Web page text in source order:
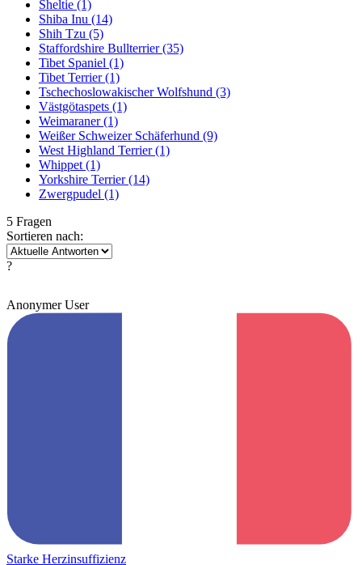
Sheltie (1)
Shiba Inu (14)
Shih Tzu (5)
Staffordshire Bullterrier(35)
Tibet Spaniel (1)
Tibet Terrier(1)
Tschechoslowakischer Wolfshund (3)
Västgötaspets (1)
Weimaraner(1)
Weißer Schweizer Schäferhund (9)
West Highland Terrier(1)
Whippet (1)
Yorkshire Terrier(14)
Zwergpudel (1)
5 Fragen
Sortieren nach:
?
Anonymer User
Starke Herzinsuffizienz